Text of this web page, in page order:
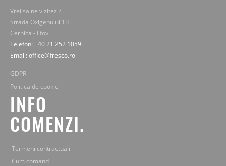
Vrei sa ne vizitezi?
Strada Oxigenului 1H
Cernica - Ilfov
Telefon: +40 21 252 1059
Email: office@fresco.ro
GDPR
Politica de cookie
INFO
COMENZI.
Termeni contractuali
Cum comand